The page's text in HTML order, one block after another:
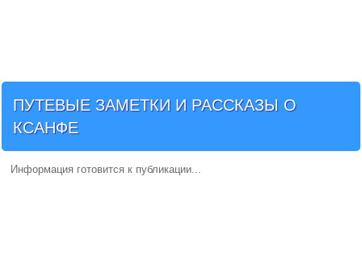
ПУТЕВЫЕ ЗАМЕТКИ И РАССКАЗЫ О
КСАНФЕ
Информация готовится к публикации...